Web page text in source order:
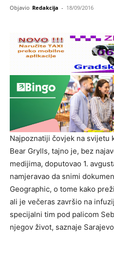
Objavio Redakcija - 18/09/2016
Najpoznatiji čovjek na svijetu
Bear Grylls, tajno je, bez
medijima, doputovao 1.
namjeravao da snimi
Geographic, o tome kako
ali je večeras završio na
specijalni tim pod palicom
njegov život, saznaje